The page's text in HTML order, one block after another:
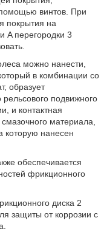
помощью винтов. При
покрытия на
A перегородки 3
можно нанести,
в комбинации со
образует
подвижного
и контактная
материала,
которую нанесен
обеспечивается
фрикционного
диска 2
защиты от коррозии с